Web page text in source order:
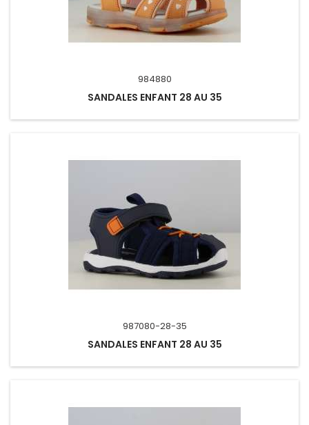
984880
SANDALES ENFANT 28 AU 35
987080-28-35
SANDALES ENFANT 28 AU 35